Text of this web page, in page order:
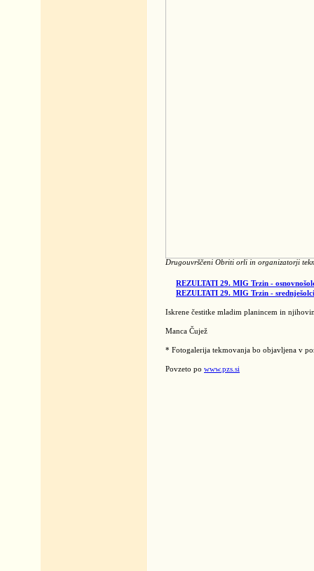
Drugouvrščeni Obriti orli in organizatorji
REZULTATI 29. MIG Trzin -
REZULTATI 29. MIG Trzin - srednješolci
Iskrene čestitke mladim planincem in
Manca Čujež
* Fotogalerija tekmovanja bo objavljena v
Povzeto po www.pzs.si